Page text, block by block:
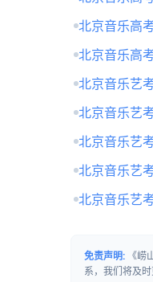
北京音乐高
北京音乐高
北京音乐艺
北京音乐艺
北京音乐艺
北京音乐艺
北京音乐艺
免责声明: 《
系，我们将及